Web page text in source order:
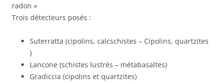
radon »
Trois détecteurs posés :
Suterratta (cipolins, calcschistes – Cipolins, quartzites
)
Lancone (schistes lustrés – métabasaltes)
Gradiccia (cipolins et quartzites)